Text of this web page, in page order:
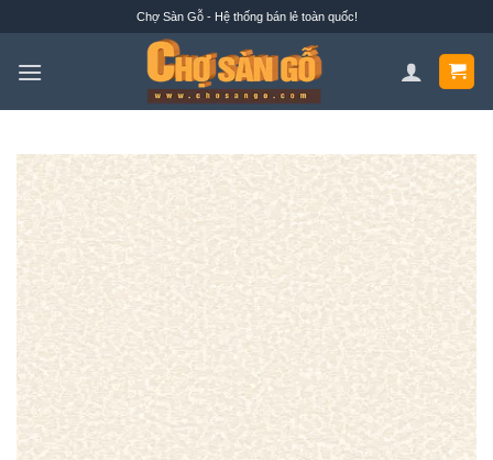
nội
Chợ Sàn Gỗ - Hệ thống bán lẻ toàn quốc!